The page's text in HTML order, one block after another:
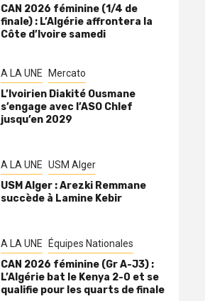
CAN 2026 féminine (1/4 de
finale) : L’Algérie affrontera la
Côte d’Ivoire samedi
A LA UNE Mercato
L’Ivoirien Diakité Ousmane
s’engage avec l’ASO Chlef
jusqu’en 2029
A LA UNE USM Alger
USM Alger : Arezki Remmane
succède à Lamine Kebir
A LA UNE Équipes Nationales
CAN 2026 féminine (Gr A-J3) :
L’Algérie bat le Kenya 2-0 et se
qualifie pour les quarts de finale